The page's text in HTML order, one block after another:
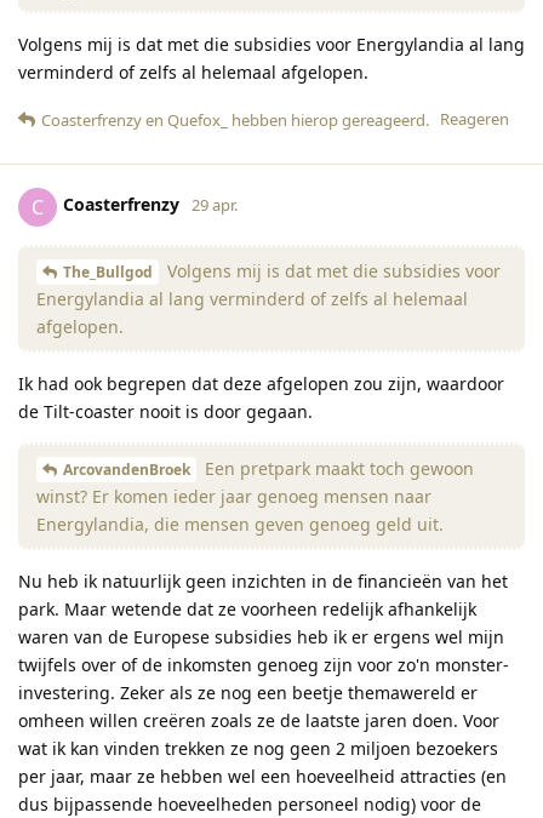
Volgens mij is dat met die subsidies voor Energylandia al lang
verminderd of zelfs al helemaal afgelopen.
Reageren
Coasterfrenzyen Quefox_ hebben hierop gereageerd.
C Coasterfrenzy 29 apr.
The_Bullgod
Volgens mij is dat met die subsidies voor
Energylandia al lang verminderd of zelfs al helemaal
afgelopen.
Ik had ook begrepen dat deze afgelopen zou zijn, waardoor
de Tilt-coaster nooit is door gegaan.
ArcovandenBroek
Een pretpark maakt toch gewoon
winst? Er komen ieder jaar genoeg mensen naar
Energylandia, die mensen geven genoeg geld uit.
Nu heb ik natuurlijk geen inzichten in de financieën van het
park. Maar wetende dat ze voorheen redelijk afhankelijk
waren van de Europese subsidies heb ik er ergens wel mijn
twijfels over of de inkomsten genoeg zijn voor zo'n monster-
investering. Zeker als ze nog een beetje themawereld er
omheen willen creëren zoals ze de laatste jaren doen. Voor
wat ik kan vinden trekken ze nog geen 2 miljoen bezoekers
per jaar, maar ze hebben wel een hoeveelheid attracties (en
dus bijpassende hoeveelheden personeel nodig) voor de